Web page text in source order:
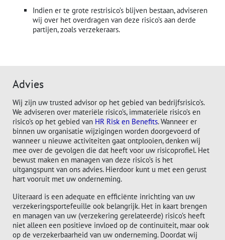
Indien er te grote restrisico’s blijven bestaan, adviseren
wij over het overdragen van deze risico’s aan derde
partijen, zoals verzekeraars.
Advies
Wij zijn uw trusted advisor op het gebied van bedrijfsrisico’s.
We adviseren over materiële risico’s, immateriële risico’s en
risico’s op het gebied van HR Risk en Benefits. Wanneer er
binnen uw organisatie wijzigingen worden doorgevoerd of
wanneer u nieuwe activiteiten gaat ontplooien, denken wij
mee over de gevolgen die dat heeft voor uw risicoprofiel. Het
bewust maken en managen van deze risico’s is het
uitgangspunt van ons advies. Hierdoor kunt u met een gerust
hart vooruit met uw onderneming.
Uiteraard is een adequate en efficiënte inrichting van uw
verzekeringsportefeuille ook belangrijk. Het in kaart brengen
en managen van uw (verzekering gerelateerde) risico’s heeft
niet alleen een positieve invloed op de continuïteit, maar ook
op de verzekerbaarheid van uw onderneming. Doordat wij